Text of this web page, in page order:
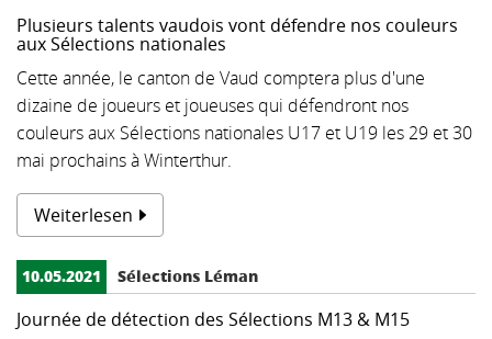
Plusieurs talents vaudois vont défendre nos couleurs
aux Sélections nationales
Cette année, le canton de Vaud comptera plus d'une
dizaine de joueurs et joueuses qui défendront nos
couleurs aux Sélections nationales U17 et U19 les 29 et 30
mai prochains à Winterthur.
Weiterlesen
10.05.2021 Sélections Léman
Journée de détection des Sélections M13 & M15